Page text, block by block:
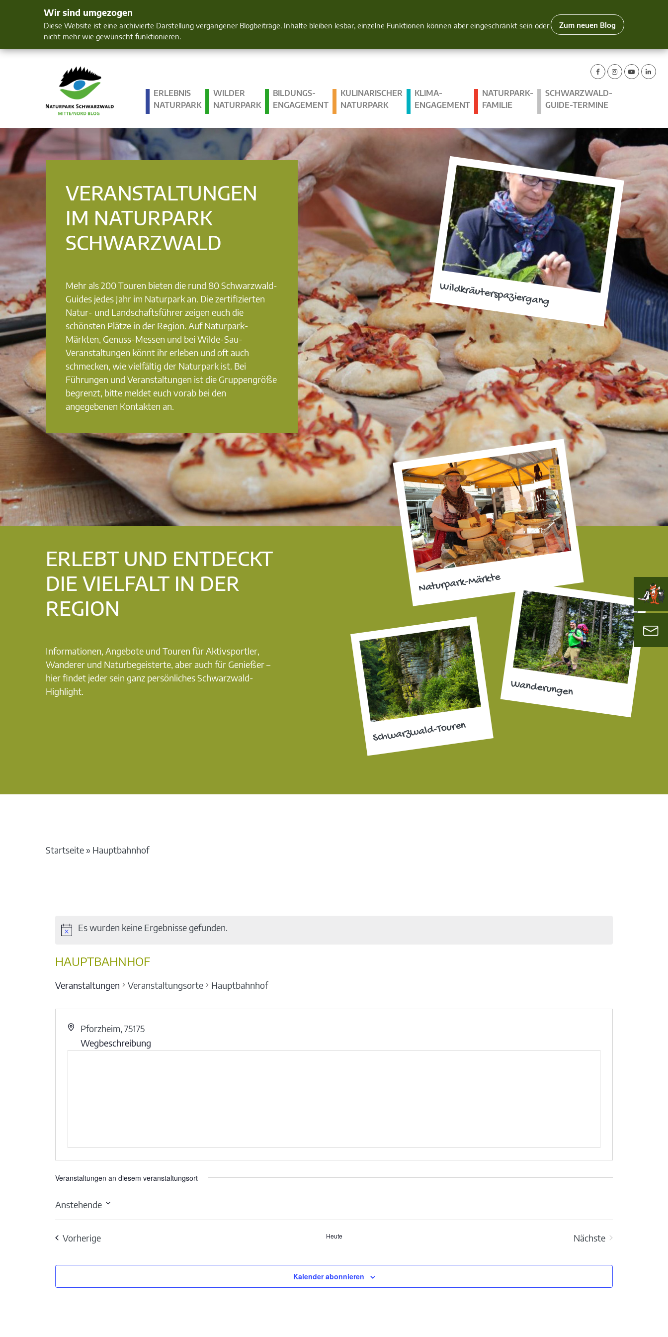
Wir sind umgezogen
Diese Website ist eine archivierte Darstellung vergangener Blogbeiträge. Inhalte bleiben lesbar, einzelne Funktionen können aber eingeschränkt sein oder
nicht mehr wie gewünscht funktionieren.
Zum neuen Blog
Mensch und Natur im Blick
ERLEBNIS
NATURPARK
WILDER
NATURPARK
BILDUNGS­
ENGAGEMENT
KULINARISCHER
NATURPARK
KLIMA­
ENGAGEMENT
NATURPARK-
FAMILIE
SCHWARZWALD-
GUIDE-TERMINE
Wildkräuterspaziergang
VERANSTALTUNGEN
IM NATURPARK
SCHWARZWALD
Mehr als 200 Touren bieten die rund 80 Schwarzwald-
Guides jedes Jahr im Naturpark an. Die zertifizierten
Natur- und Landschaftsführer zeigen euch die
schönsten Plätze in der Region. Auf Naturpark-
Märkten, Genuss-Messen und bei Wilde-Sau-
Veranstaltungen könnt ihr erleben und oft auch
schmecken, wie vielfältig der Naturpark ist. Bei
Führungen und Veranstaltungen ist die Gruppengröße
begrenzt, bitte meldet euch vorab bei den
angegebenen Kontakten an.
ERLEBT UND ENTDECKT
DIE VIELFALT IN DER
REGION
Informationen, Angebote und Touren für Aktivsportler,
Wanderer und Naturbegeisterte, aber auch für Genießer –
hier findet jeder sein ganz persönliches Schwarzwald-
Highlight.
Naturpark-Märkte
Wanderungen
Schwarzwald-Touren
Startseite» Hauptbahnhof
Es wurden keine Ergebnisse gefunden.
HAUPTBAHNHOF
Veranstaltungen Veranstaltungsorte Hauptbahnhof
Pforzheim 75175
Wegbeschreibung
Veranstaltungen an diesem veranstaltungsort
Anstehende
Datum
VorherigeVeranstaltungen Heute
Nächste
Kalender abonnieren